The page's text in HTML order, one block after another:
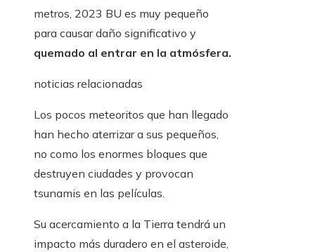
metros, 2023 BU es muy pequeño
para causar daño significativo y
quemado al entrar en la atmósfera.
noticias relacionadas
Los pocos meteoritos que han llegado
han hecho aterrizar a sus pequeños,
no como los enormes bloques que
destruyen ciudades y provocan
tsunamis en las películas.
Su acercamiento a la Tierra tendrá un
impacto más duradero en el asteroide,